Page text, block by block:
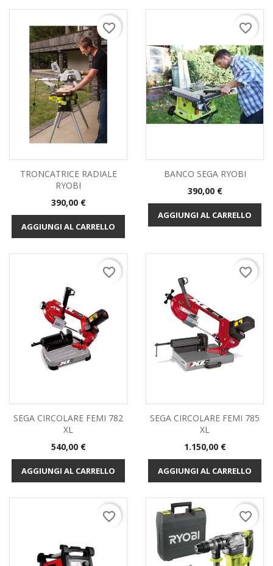
TRONCATRICE RADIALE
RYOBI
Prezzo
390,00 €
AGGIUNGI AL CARRELLO
favorite_border
BANCO SEGA RYOBI
Prezzo
390,00 €
AGGIUNGI AL CARRELLO
favorite_border
SEGA CIRCOLARE FEMI 782
XL
Prezzo
540,00 €
AGGIUNGI AL CARRELLO
favorite_border
SEGA CIRCOLARE FEMI 785
XL
Prezzo
1.150,00 €
AGGIUNGI AL CARRELLO
favorite_border
favorite_border favorite_border